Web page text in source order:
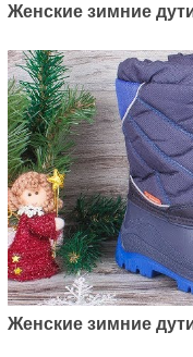
Женские зимние
Женские зимние